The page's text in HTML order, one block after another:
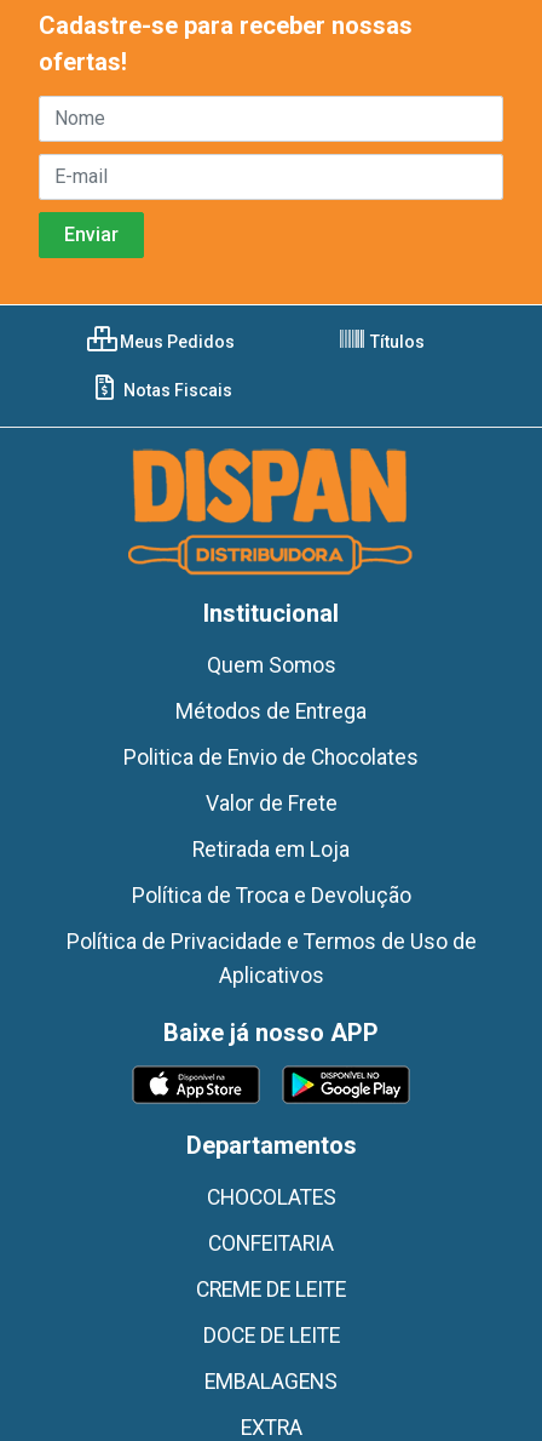
Cadastre-se para receber nossas
ofertas!
Meus Pedidos Títulos
Notas Fiscais
Institucional
Quem Somos
Métodos de Entrega
Politica de Envio de Chocolates
Valor de Frete
Retirada em Loja
Política de Troca e Devolução
Política de Privacidade e Termos de Uso de
Aplicativos
Baixe já nosso APP
Departamentos
CHOCOLATES
CONFEITARIA
CREME DE LEITE
DOCE DE LEITE
EMBALAGENS
EXTRA